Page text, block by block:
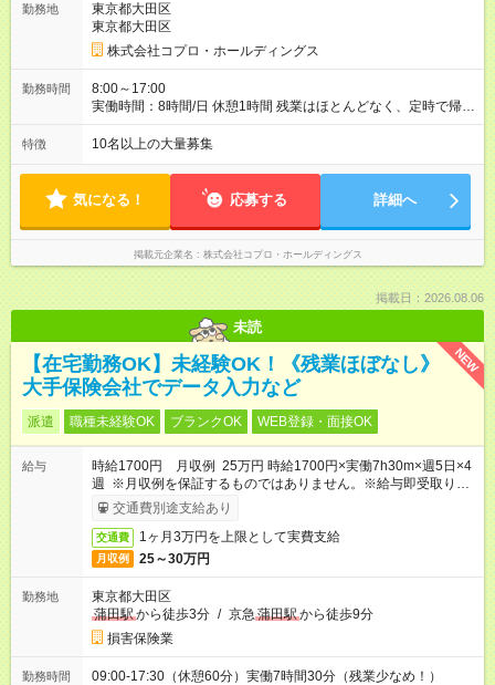
勤務地
東京都大田区
東京都大田区
株式会社コプロ・ホールディングス
勤務時間
8:00～17:00
実働時間：8時間/日 休憩1時間 残業はほとんどなく、定時で帰れ
る日が多い働き方です。 毎日の業務は進捗管理や事務が中心な
ので、 「今日やるべき仕事」が終われば、自然と区切りをつけ
方を大切にしています。
特徴 10名以上の大量募集
気になる！ 応募する 詳細へ
掲載元企業名 株式会社コプロ・ホールディングス
掲載日：2026.08.06
未読
NEW
【在宅勤務OK】未経験OK！《残業ほぼなし》
大手保険会社でデータ入力など
派遣 職種未経験OK ブランクOK WEB登録・面接OK
給与
時給1700円 月収例 25万円 時給1700円×実働7h30m×週5日×4
週 ※月収例を保証するものではありません。※給与即受取りサ
ービス利用可（利用条件有）
交通費別途支給あり
交通費 1ヶ月3万円を上限として実費支給
月収例 25～30万円
勤務地
東京都大田区
蒲田駅から徒歩3分 / 京急 蒲田駅から徒歩9分
損害保険業
勤務時間 09:00-17:30（休憩60分）実働7時間30分（残業少なめ！）